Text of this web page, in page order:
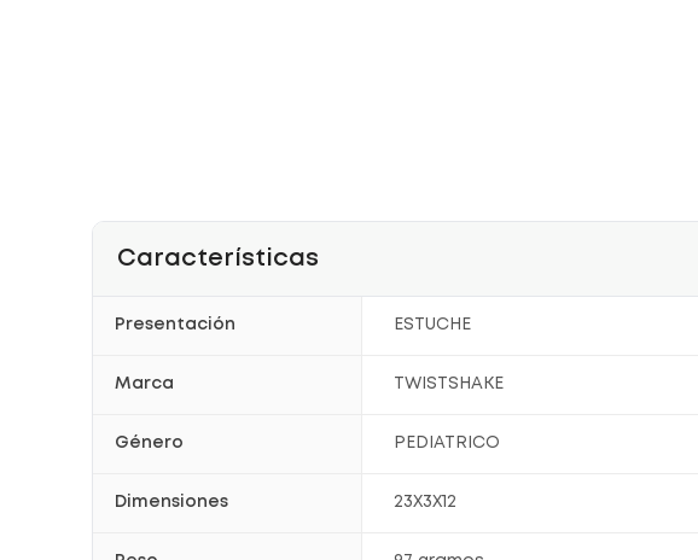
Características
Presentación ESTUCHE
Marca TWISTSHAKE
Género PEDIATRICO
Dimensiones 23X3X12